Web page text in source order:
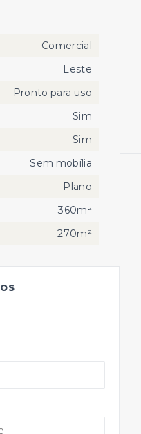
Comercial
Leste
Pronto para uso
Sim
Sim
Sem mobília
Plano
360m²
270m²